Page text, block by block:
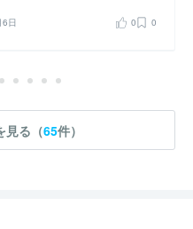
日 0 0
見る（65件）